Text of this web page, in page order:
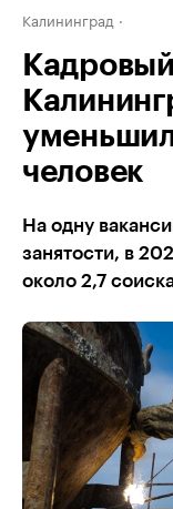
Калининград
человек
На одну
занятости, в
около 2,7